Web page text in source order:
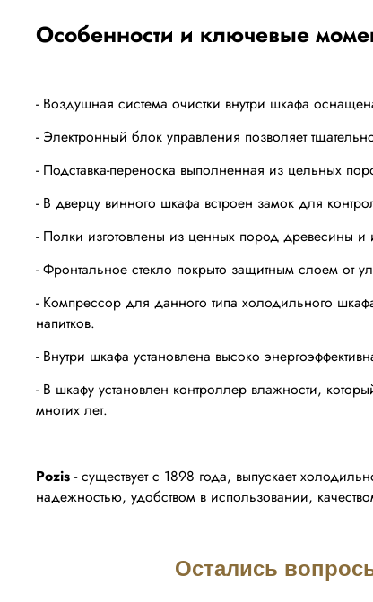
Особенности и ключевые
- Воздушная система очистки внутри шкафа
- Электронный блок управления позволяет
- Подставка-переноска выполненная из цельных
- В дверцу винного шкафа встроен замок для
- Полки изготовлены из ценных пород древесины
- Фронтальное стекло покрыто защитным слоем от
- Компрессор для данного типа холодильного
напитков.
- Внутри шкафа установлена высоко
- В шкафу установлен контроллер влажности,
многих лет.
Pozis - существует с 1898 года, выпускает
надежностью, удобством в использовании,
Остались